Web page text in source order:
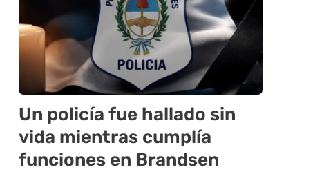
Un policía fue hallado sin
vida mientras cumplía
funciones en Brandsen